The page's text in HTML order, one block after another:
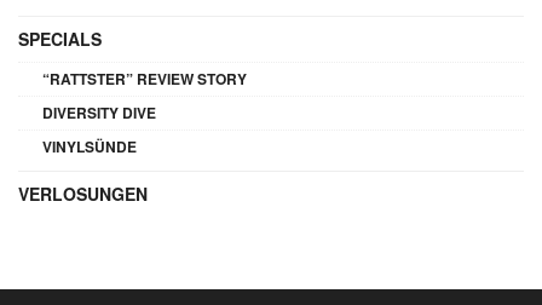
SPECIALS
“RATTSTER” REVIEW STORY
DIVERSITY DIVE
VINYLSÜNDE
VERLOSUNGEN